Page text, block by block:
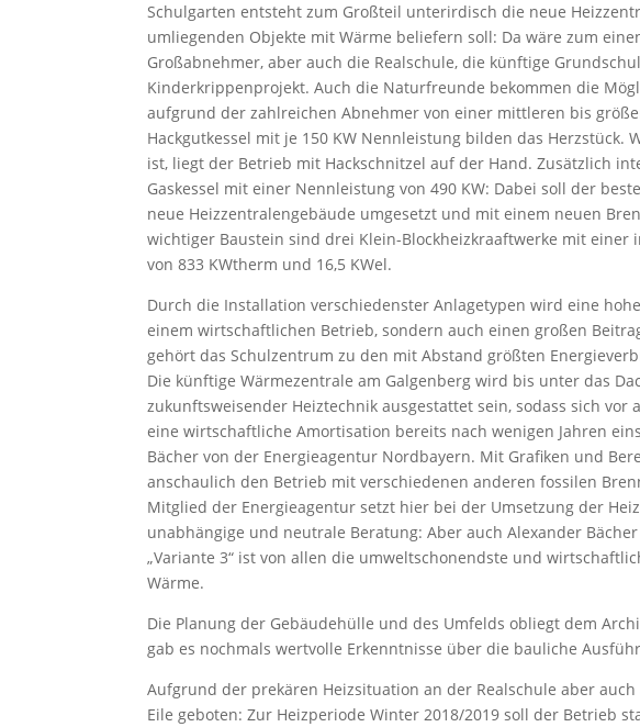
Schulgarten entsteht zum Großteil unterirdisch die neue
umliegenden Objekte mit Wärme beliefern soll: Da wäre zum
Großabnehmer, aber auch die Realschule, die künftige
Kinderkrippenprojekt. Auch die Naturfreunde bekommen die
aufgrund der zahlreichen Abnehmer von einer mittleren bis
Hackgutkessel mit je 150 KW Nennleistung bilden das Herzstück.
ist, liegt der Betrieb mit Hackschnitzel auf der Hand. Zusätzlich
Gaskessel mit einer Nennleistung von 490 KW: Dabei soll der
neue Heizzentralengebäude umgesetzt und mit einem neuen
wichtiger Baustein sind drei Klein-Blockheizkraaftwerke mit einer
von 833 KWtherm und 16,5 KWel.
Durch die Installation verschiedenster Anlagetypen wird eine
einem wirtschaftlichen Betrieb, sondern auch einen großen
gehört das Schulzentrum zu den mit Abstand größten
Die künftige Wärmezentrale am Galgenberg wird bis unter das
zukunftsweisender Heiztechnik ausgestattet sein, sodass sich
eine wirtschaftliche Amortisation bereits nach wenigen Jahren
Bächer von der Energieagentur Nordbayern. Mit Grafiken und
anschaulich den Betrieb mit verschiedenen anderen fossilen
Mitglied der Energieagentur setzt hier bei der Umsetzung der
unabhängige und neutrale Beratung: Aber auch Alexander
„Variante 3“ ist von allen die umweltschonendste und
Wärme.
Die Planung der Gebäudehülle und des Umfelds obliegt dem
gab es nochmals wertvolle Erkenntnisse über die bauliche
Aufgrund der prekären Heizsituation an der Realschule aber
Eile geboten: Zur Heizperiode Winter 2018/2019 soll der Betrieb